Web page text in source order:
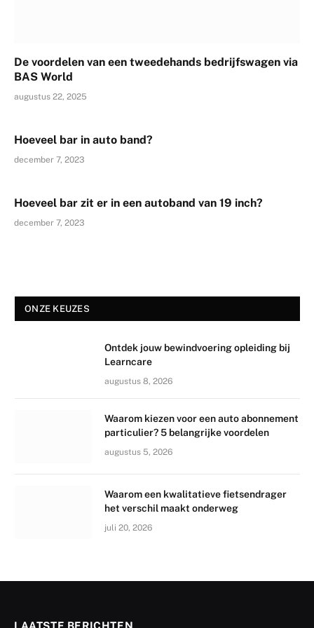
De voordelen van een tweedehands bedrijfswagen via
BAS World
augustus 22, 2025
Hoeveel bar in auto band?
december 7, 2023
Hoeveel bar zit er in een autoband van 19 inch?
december 7, 2023
ONZE KEUZES
Ontdek jouw bewindvoering opleiding bij
Learncare
augustus 8, 2026
Waarom kiezen voor een auto abonnement
particulier? 5 belangrijke voordelen
augustus 5, 2026
Waarom een kwalitatieve fietsendrager
het verschil maakt onderweg
juli 20, 2026
LAATSTE BERICHTEN